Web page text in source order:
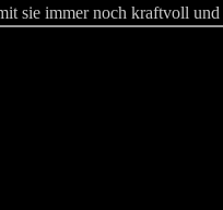
sie immer noch kraftvoll